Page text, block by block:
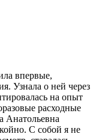
впервые,
Узнала о ней через
на опыт
расходные
Анатольевна
С собой я не